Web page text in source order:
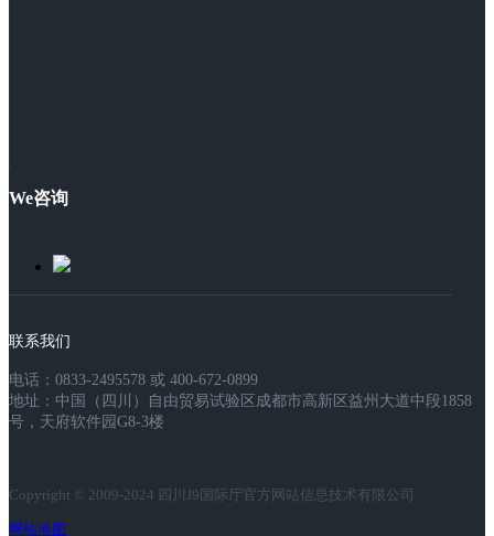
We咨询
联系我们
电话：0833-2495578 或 400-672-0899
地址：中国（四川）自由贸易试验区成都市高新区益州大道中段1858
号，天府软件园G8-3楼
Copyright © 2009-2024 四川J9国际厅官方网站信息技术有限公司
网站地图